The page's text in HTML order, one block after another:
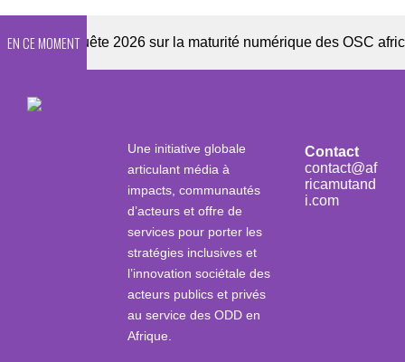
EN CE MOMENT
Enquête 2026 sur la maturité numérique des OSC africaines
Une initiative globale
articulant média à
impacts, communautés
d’acteurs et offre de
services pour porter les
stratégies inclusives et
l’innovation sociétale des
acteurs publics et privés
au service des ODD en
Afrique.
Contact
contact@af
ricamutand
i.com